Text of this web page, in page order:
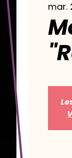
mar.